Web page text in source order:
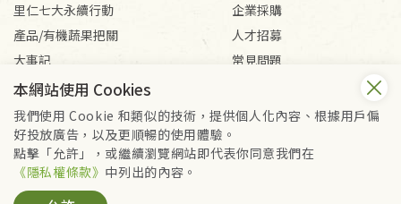
里仁七大永續行動
產品/有機蔬果把關
大事記
媒體報導
企業採購
人才招募
常見問題
會員服務條款
隱私權政策
Copyright © 2026 里仁事業股份有限公司(統編：16301262) /
里仁網購股份有限公司(統編：25149752)
本網站使用 Cookies
我們使用 Cookie 和類似的技術，提供個人化內容、根據用戶偏
好投放廣告，以及更順暢的使用體驗。
點擊「允許」，或繼續瀏覽網站即代表你同意我們在
《隱私權條款》 中列出的內容。